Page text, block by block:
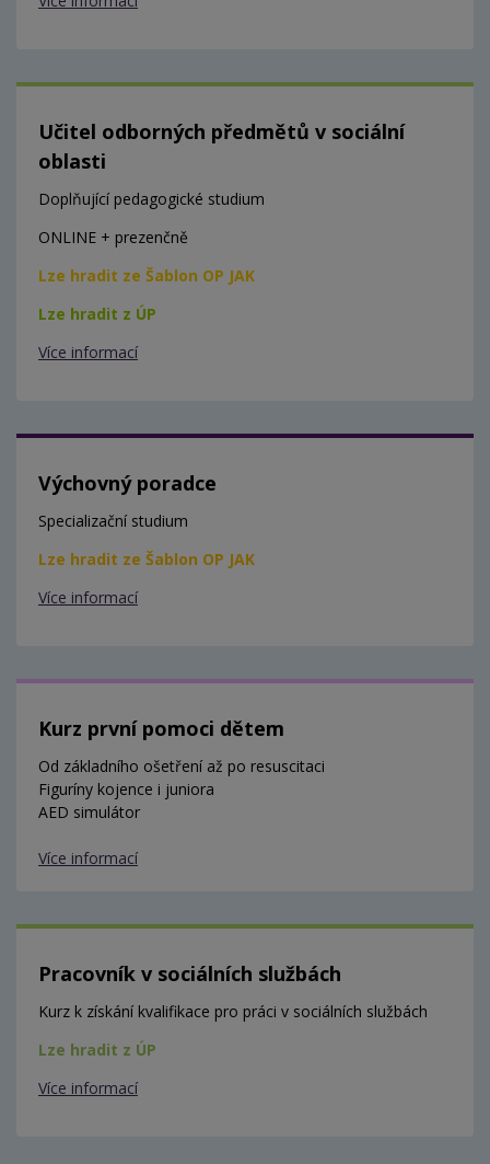
Učitel odborných předmětů v sociální
oblasti
Doplňující pedagogické studium
ONLINE + prezenčně
Lze hradit ze Šablon OP JAK
Lze hradit z ÚP
Více informací
Výchovný poradce
Specializační studium
Lze hradit ze Šablon OP JAK
Více informací
Kurz první pomoci dětem
Od základního ošetření až po resuscitaci
Figuríny kojence i juniora
AED simulátor
Více informací
Pracovník v sociálních službách
Kurz k získání kvalifikace pro práci v sociálních službách
Lze hradit z ÚP
Více informací